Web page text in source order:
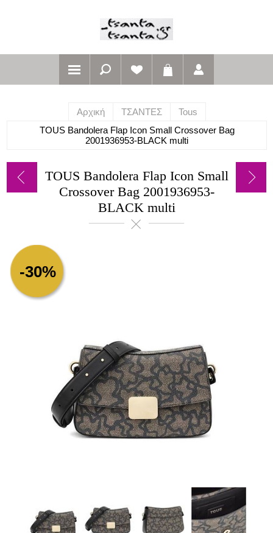
Αρχική ΤΣΑΝΤΕΣ
Tous
TOUS Bandolera Flap Icon Small Crossover Bag
2001936953-BLACK multi
TOUS Bandolera Flap Icon Small
Crossover Bag 2001936953-
BLACK multi
-30%